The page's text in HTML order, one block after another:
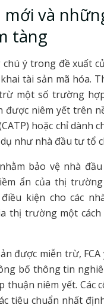
mới và
tàng
ý trong đề xuất
tài sản mã hóa.
một số trường
được niêm yết trên
hoặc chỉ dành
như nhà đầu tư tổ
bảo vệ nhà
ẩn của thị
kiện cho các
thị trường một
được miễn trừ, FCA
bố thông tin
thuận niêm yết. Các
tiêu chuẩn nhất